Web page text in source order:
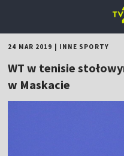
24 MAR 2019 INNE SPORTY
WT w tenisie
w Maskacie